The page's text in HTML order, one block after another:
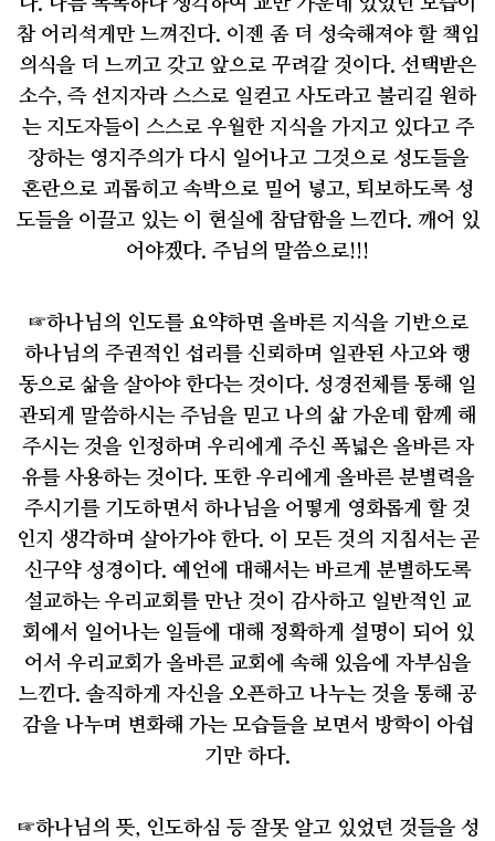
참 어리석게만 느껴진다. 이젠 좀 더 성숙해져야 할 책임
의식을 더 느끼고 갖고 앞으로 꾸려갈 것이다. 선택받은
소수, 즉 선지자라 스스로 일컫고 사도라고 불리길 원하
는 지도자들이 스스로 우월한 지식을 가지고 있다고 주
장하는 영지주의가 다시 일어나고 그것으로 성도들을
혼란으로 괴롭히고 속박으로 밀어 넣고, 퇴보하도록 성
도들을 이끌고 있는 이 현실에 참담함을 느낀다. 깨어 있
어야겠다. 주님의 말씀으로!!!
☞하나님의 인도를 요약하면 올바른 지식을 기반으로
하나님의 주권적인 섭리를 신뢰하며 일관된 사고와 행
동으로 삶을 살아야 한다는 것이다. 성경전체를 통해 일
관되게 말씀하시는 주님을 믿고 나의 삶 가운데 함께 해
주시는 것을 인정하며 우리에게 주신 폭넓은 올바른 자
유를 사용하는 것이다. 또한 우리에게 올바른 분별력을
주시기를 기도하면서 하나님을 어떻게 영화롭게 할 것
인지 생각하며 살아가야 한다. 이 모든 것의 지침서는 곧
신구약 성경이다. 예언에 대해서는 바르게 분별하도록
설교하는 우리교회를 만난 것이 감사하고 일반적인 교
회에서 일어나는 일들에 대해 정확하게 설명이 되어 있
어서 우리교회가 올바른 교회에 속해 있음에 자부심을
느낀다. 솔직하게 자신을 오픈하고 나누는 것을 통해 공
감을 나누며 변화해 가는 모습들을 보면서 방학이 아쉽
기만 하다.
☞하나님의 뜻, 인도하심 등 잘못 알고 있었던 것들을 성